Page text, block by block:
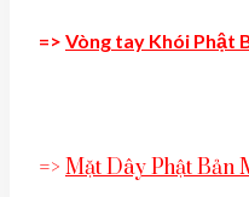
=> Vòng tay Khói Phật
=> Mặt Dây Phật Bản